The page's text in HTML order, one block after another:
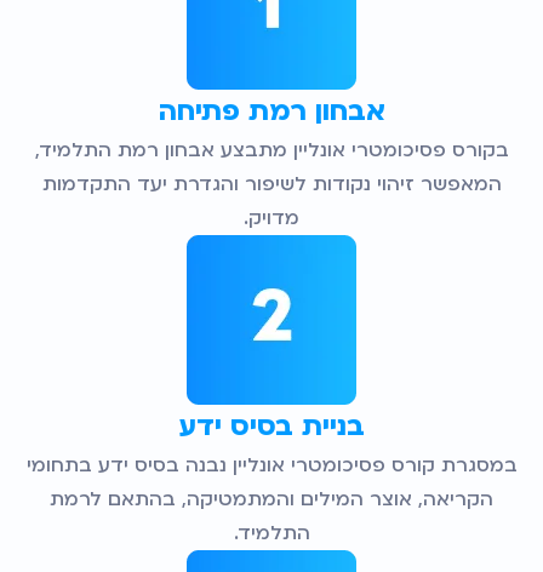
בניית בסיס ידע
במסגרת קורס פסיכומטרי אונליין נבנה בסיס ידע בתחומי
הקריאה, אוצר המילים והמתמטיקה, בהתאם לרמת
התלמיד.
אבחון רמת פתיחה
בקורס פסיכומטרי אונליין מתבצע אבחון רמת התלמיד,
המאפשר זיהוי נקודות לשיפור והגדרת יעד התקדמות
מדויק.